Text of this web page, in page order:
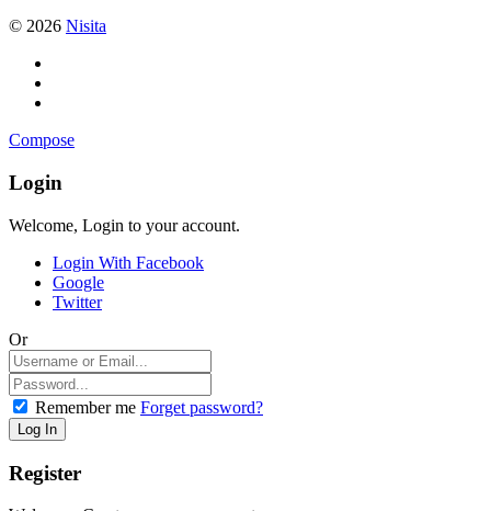
© 2026 Nisita
Compose
Login
Welcome, Login to your account.
Login With Facebook
Google
Twitter
Or
Remember me Forget password?
Register